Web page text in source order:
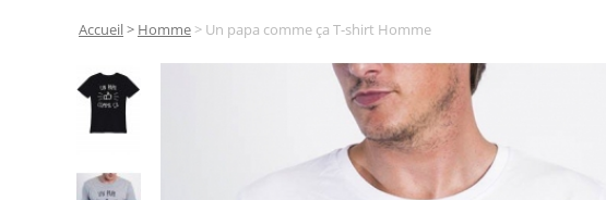
Accueil> Homme > Un papa comme ça T-shirt Homme